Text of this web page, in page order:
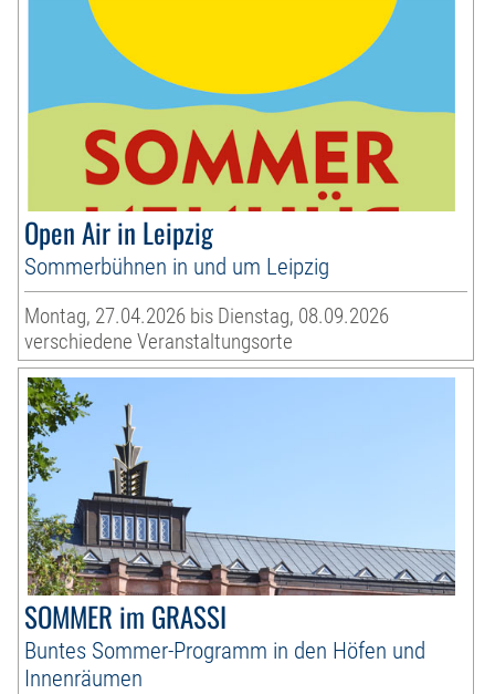
Open Air in Leipzig
Sommerbühnen in und um Leipzig
Montag, 27.04.2026 bis Dienstag, 08.09.2026
verschiedene Veranstaltungsorte
SOMMER im GRASSI
Buntes Sommer-Programm in den Höfen und
Innenräumen